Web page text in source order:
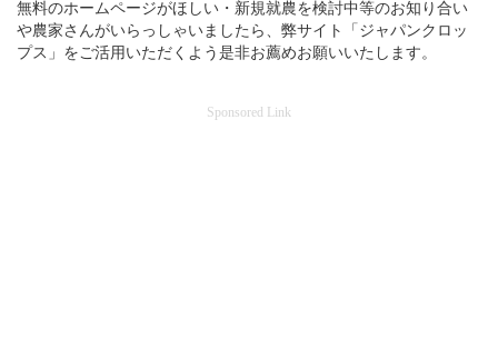
無料のホームページがほしい・新規就農を検討中等のお知り合い
や農家さんがいらっしゃいましたら、弊サイト「ジャパンクロッ
プス」をご活用いただくよう是非お薦めお願いいたします。
Sponsored Link